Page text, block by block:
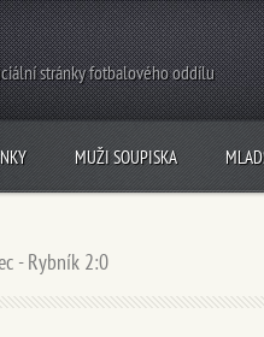
stránky fotbalového oddílu
MUŽI SOUPISKA
- Rybník 2:0